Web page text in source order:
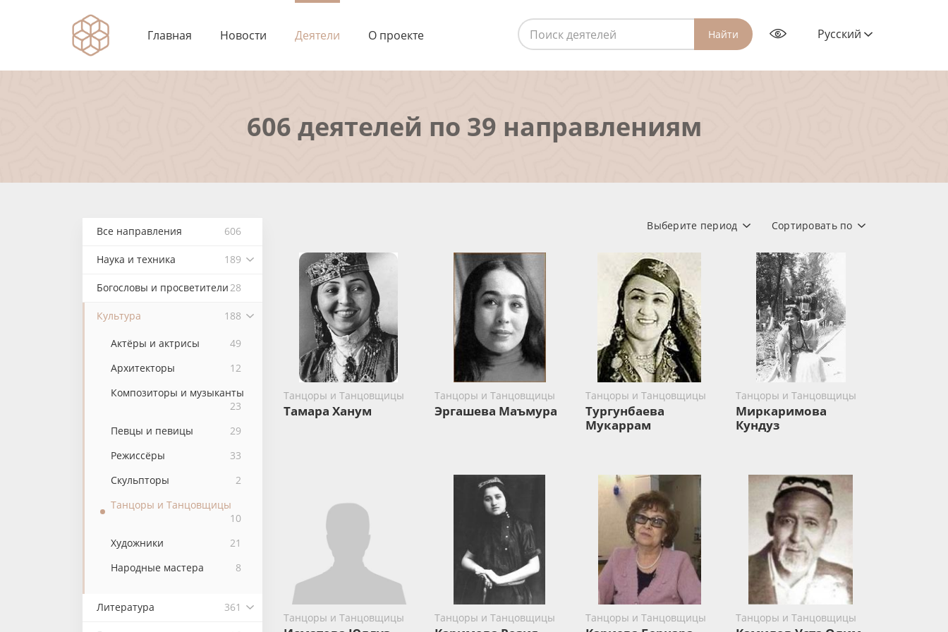
Главная Новости Деятели О проекте Найти Русский
606 деятелей по 39 направлениям
Все направления 606
Наука и техника 189
Богословы и просветители28
Культура 188
Актёры и актрисы
49
Архитекторы
12
Композиторы и музыканты
23
Певцы и певицы
29
Режиссёры
33
Скульпторы
2
Танцоры и Танцовщицы
10
Художники
21
Народные мастера
8
Литература 361
Сортировать по
Выберите период
Танцоры и Танцовщицы
Тамара Ханум
Танцоры и Танцовщицы
Эргашева Маъмура
Танцоры и Танцовщицы
Тургунбаева
Мукаррам
Танцоры и Танцовщицы
Миркаримова
Кундуз
Танцоры и Танцовщицы Танцоры и Танцовщицы Танцоры и Танцовщицы Танцоры и Танцовщицы